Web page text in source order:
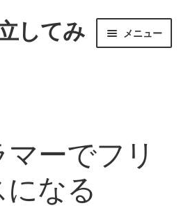
してみ
メニュー
とは
ぐのか
ーでフリ
なる